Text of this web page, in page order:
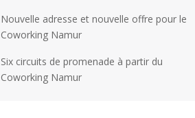
Nouvelle adresse et nouvelle offre pour le
Coworking Namur
Six circuits de promenade à partir du
Coworking Namur